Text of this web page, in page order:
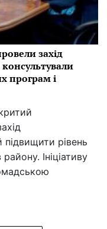
захід
програм і
підвищити рівень
Ініціативу